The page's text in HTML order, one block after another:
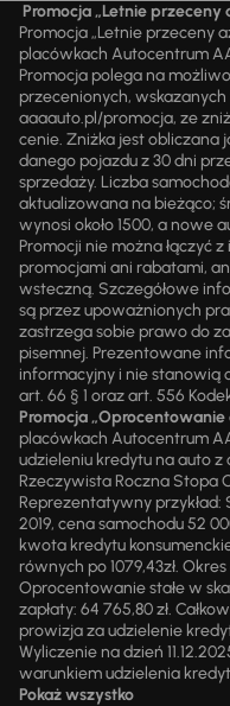
Promocja „Letnie przeceny
Promocja „Letnie przeceny
placówkach Autocentrum
Promocja polega na
przecenionych,
aaaauto.pl/promocja, ze
cenie. Zniżka jest obliczana
danego pojazdu z 30 dni
sprzedaży. Liczba
aktualizowana na bieżąco;
wynosi około 1500, a nowe
Promocji nie można łączyć
promocjami ani rabatami,
wsteczną. Szczegółowe
są przez upoważnionych
zastrzega sobie prawo do
pisemnej. Prezentowane
informacyjny i nie stanowią
art. 66 § 1 oraz art. 556
Promocja „Oprocentowanie
placówkach Autocentrum
udzieleniu kredytu na auto
Rzeczywista Roczna Stopa
Reprezentatywny
2019, cena samochodu 52
kwota kredytu
równych po 1079,43zł.
Oprocentowanie stałe w
zapłaty: 64 765,80 zł.
prowizja za udzielenie
Wyliczenie na dzień
warunkiem udzielenia
Pokaż wszystko